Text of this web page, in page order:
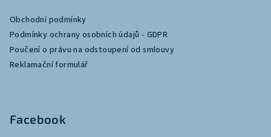
Obchodní podmínky
Podmínky ochrany osobních údajů - GDPR
Poučení o právu na odstoupení od smlouvy
Reklamační formulář
Facebook